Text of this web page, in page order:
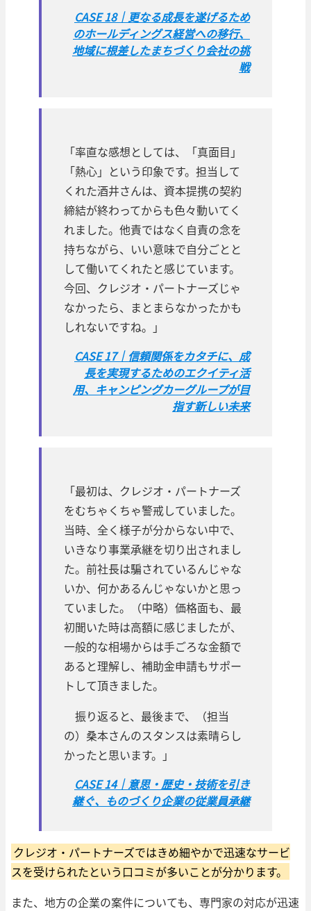
CASE 18｜更なる成長を遂げるため
のホールディングス経営への移行、
地域に根差したまちづくり会社の挑
戦
「率直な感想としては、「真面目」
「熱心」という印象です。担当して
くれた酒井さんは、資本提携の契約
締結が終わってからも色々動いてく
れました。他責ではなく自責の念を
持ちながら、いい意味で自分ごとと
して働いてくれたと感じています。
今回、クレジオ・パートナーズじゃ
なかったら、まとまらなかったかも
しれないですね。」
CASE 17｜信頼関係をカタチに、成
長を実現するためのエクイティ活
用、キャンピングカーグループが目
指す新しい未来
「最初は、クレジオ・パートナーズ
をむちゃくちゃ警戒していました。
当時、全く様子が分からない中で、
いきなり事業承継を切り出されまし
た。前社長は騙されているんじゃな
いか、何かあるんじゃないかと思っ
ていました。（中略）価格面も、最
初聞いた時は高額に感じましたが、
一般的な相場からは手ごろな金額で
あると理解し、補助金申請もサポー
トして頂きました。
振り返ると、最後まで、（担当
の）桑本さんのスタンスは素晴らし
かったと思います。」
CASE 14｜意思・歴史・技術を引き
継ぐ、ものづくり企業の従業員承継
クレジオ・パートナーズではきめ細やかで迅速なサービ
スを受けられたという口コミが多いことが分かります。
また、地方の企業の案件についても、専門家の対応が迅速